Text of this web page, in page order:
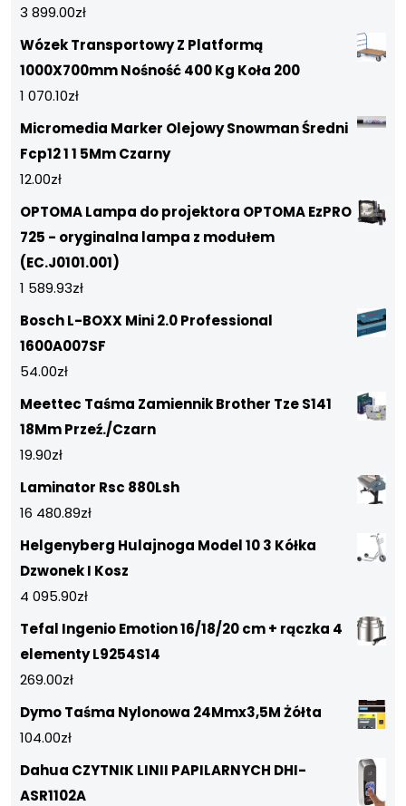
3 899.00zł
Wózek Transportowy Z Platformą
1000X700mm Nośność 400 Kg Koła 200
1 070.10zł
Micromedia Marker Olejowy Snowman Średni
Fcp12 1 1 5Mm Czarny
12.00zł
OPTOMA Lampa do projektora OPTOMA EzPRO
725 - oryginalna lampa z modułem
(EC.J0101.001)
1 589.93zł
Bosch L-BOXX Mini 2.0 Professional
1600A007SF
54.00zł
Meettec Taśma Zamiennik Brother Tze S141
18Mm Przeź./Czarn
19.90zł
Laminator Rsc 880Lsh
16 480.89zł
Helgenyberg Hulajnoga Model 10 3 Kółka
Dzwonek I Kosz
4 095.90zł
Tefal Ingenio Emotion 16/18/20 cm + rączka 4
elementy L9254S14
269.00zł
Dymo Taśma Nylonowa 24Mmx3,5M Żółta
104.00zł
Dahua CZYTNIK LINII PAPILARNYCH DHI-
ASR1102A